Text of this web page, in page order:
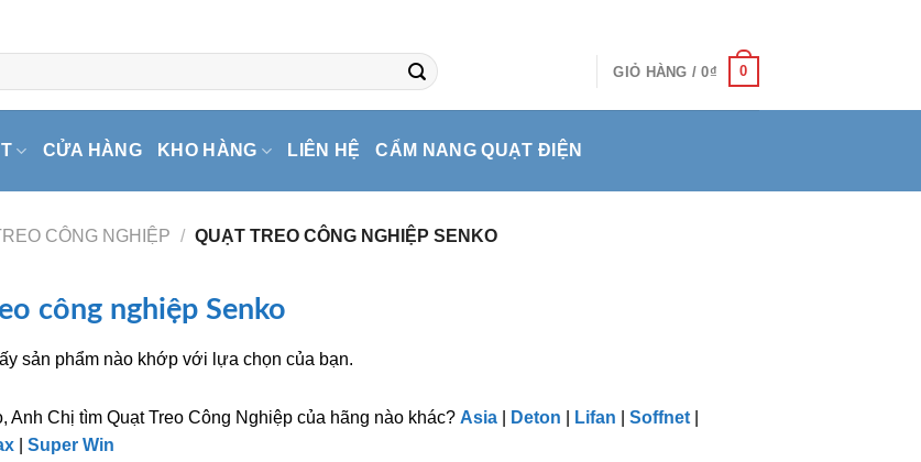
GIỎ HÀNG /0₫ 0
CỬA HÀNG KHO HÀNG LIÊN HỆ CẨM NANG QUẠT ĐIỆN
CÔNG NGHIỆP / QUẠT TREO CÔNG NGHIỆP SENKO
công nghiệp Senko
sản phẩm nào khớp với lựa chọn của bạn.
Anh Chị tìm Quạt Treo Công Nghiệp của hãng nào khác? Asia Deton Lifan Soffnet
Super Win